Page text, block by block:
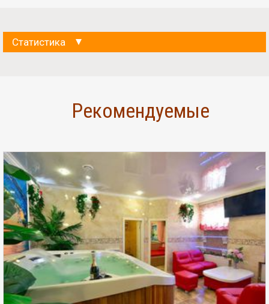
Статистика
Просмотров Сайта-визитки за 30 дней:
Просмотров телефона на Сайте-визитке за сегодня:0
Просмотров телефона на Сайте-визитке за 30 дней:
0
Просмотров телефона на Сайте-визитке за 365 дней:85
Просмотров телефона в каталоге за сегодня:
0
Просмотров телефона в каталоге за 30 дней:
0
Просмотров телефона в каталоге за 365 дней:
23
Нажатий кнопки "Перезвоните мне" за сегодня:
0
Нажатий кнопки "Перезвоните мне" за 30 дней:
0
Рекомендуемые